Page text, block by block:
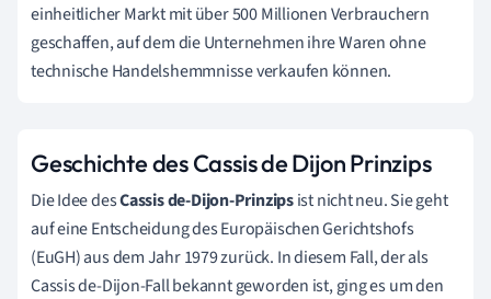
einheitlicher Markt mit über 500 Millionen Verbrauchern
geschaffen, auf dem die Unternehmen ihre Waren ohne
technische Handelshemmnisse verkaufen können.
Geschichte des Cassis de Dijon Prinzips
Die Idee desCassis de-Dijon-Prinzipsist nicht neu. Sie geht
auf eine Entscheidung des Europäischen Gerichtshofs
(EuGH) aus dem Jahr 1979 zurück. In diesem Fall, der als
Cassis de-Dijon-Fall bekannt geworden ist, ging es um den